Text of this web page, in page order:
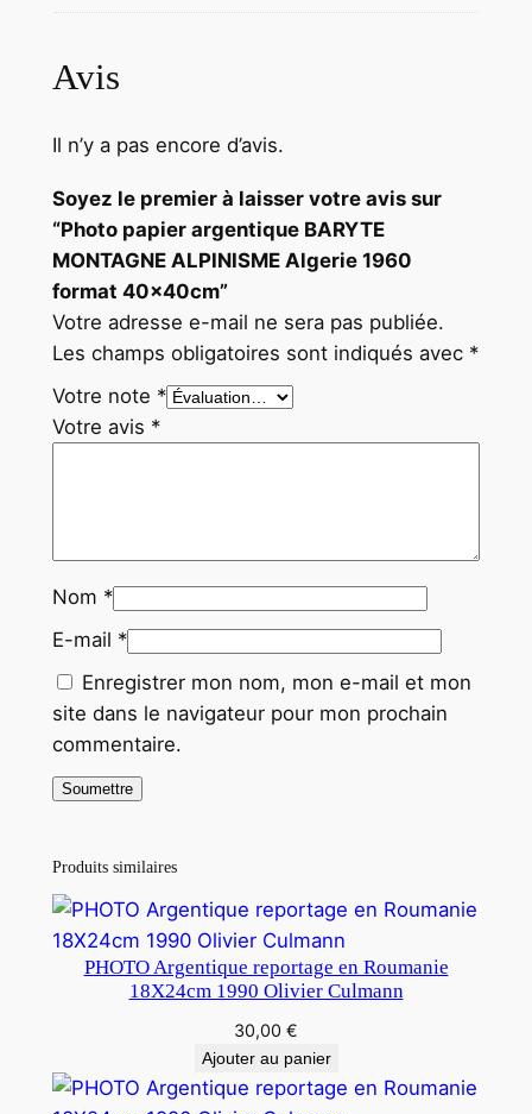
o
m
t
4
0
x
4
0
c
m
Avis
Il n’y a pas encore d’avis.
Soyez le premier à laisser votre avis sur
“Photo papier argentique BARYTE
MONTAGNE ALPINISME Algerie 1960
format 40x40cm”
Votre adresse e-mail ne sera pas publiée.
Les champs obligatoires sont indiqués avec *
Votre note *
Votre avis *
Nom *
E-mail *
Enregistrer mon nom, mon e-mail et mon
site dans le navigateur pour mon prochain
commentaire.
Produits similaires
PHOTO Argentique reportage en Roumanie
18X24cm 1990 Olivier Culmann
30,00 €
Ajouter au panier